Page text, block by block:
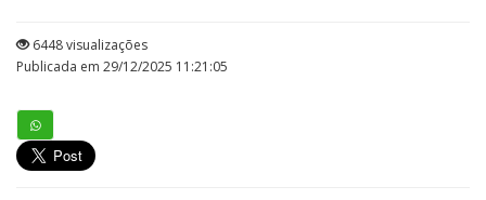
6448 visualizações
Publicada em 29/12/2025 11:21:05